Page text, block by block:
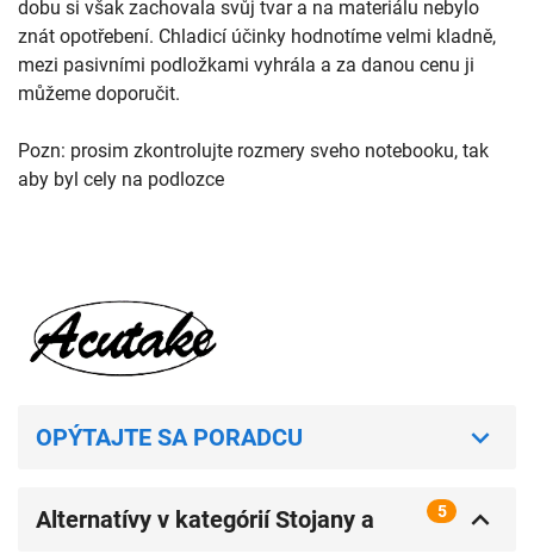
dobu si však zachovala svůj tvar a na materiálu nebylo
znát opotřebení. Chladicí účinky hodnotíme velmi kladně,
mezi pasivními podložkami vyhrála a za danou cenu ji
můžeme doporučit.
Pozn: prosim zkontrolujte rozmery sveho notebooku, tak
aby byl cely na podlozce
OPÝTAJTE SA PORADCU
Alternatívy v kategórií Stojany a
5